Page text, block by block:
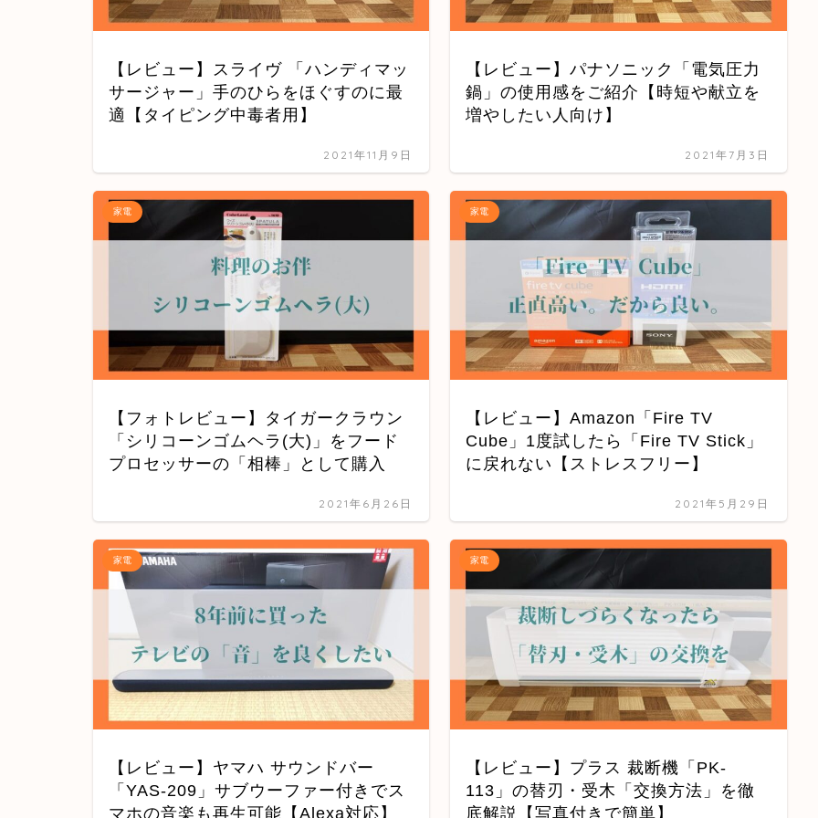
【レビュー】スライヴ 「ハンディマッ
サージャー」手のひらをほぐすのに最
適【タイピング中毒者用】
2021年11月9日
【レビュー】パナソニック「電気圧力
鍋」の使用感をご紹介【時短や献立を
増やしたい人向け】
2021年7月3日
家電
【フォトレビュー】タイガークラウン
「シリコーンゴムヘラ(大)」をフード
プロセッサーの「相棒」として購入
2021年6月26日
家電
【レビュー】Amazon「Fire TV
Cube」1度試したら「Fire TV Stick」
に戻れない【ストレスフリー】
2021年5月29日
家電
【レビュー】ヤマハ サウンドバー
「YAS-209」サブウーファー付きでス
マホの音楽も再生可能【Alexa対応】
家電
【レビュー】プラス 裁断機「PK-
113」の替刃・受木「交換方法」を徹
底解説【写真付きで簡単】